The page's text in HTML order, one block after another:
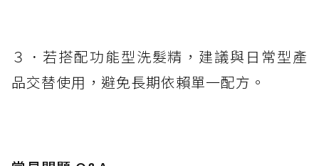
３．若搭配功能型洗髮精，建議與日常型產
品交替使用，避免長期依賴單一配方。